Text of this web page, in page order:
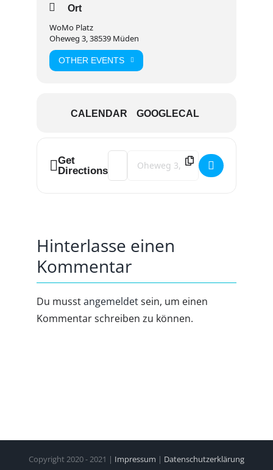
Ort
WoMo Platz
Oheweg 3, 38539 Müden
OTHER EVENTS
CALENDAR GOOGLECAL
Get
Directions
Address - Carthago Treffen/
Destination Address - Carthago
Hinterlasse einen
Kommentar
Du musstangemeldetsein, um einen
Kommentar schreiben zu können.
Copyright 2020 - 2021 | Impressum | Datenschutzerklärung